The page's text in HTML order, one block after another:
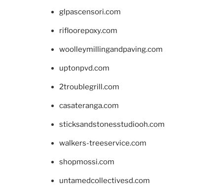
glpascensori.com
rifloorepoxy.com
woolleymillingandpaving.com
uptonpvd.com
2troublegrill.com
casateranga.com
sticksandstonesstudiooh.com
walkers-treeservice.com
shopmossi.com
untamedcollectivesd.com